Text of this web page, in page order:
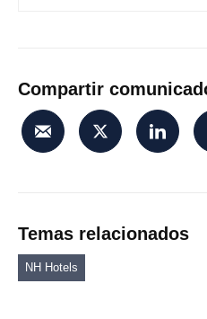
Compartir
Temas relacionados
NH Hotels